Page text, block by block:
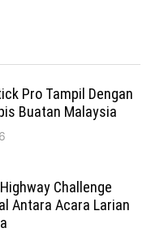
Pro Tampil Dengan
Buatan Malaysia
Challenge
Antara Acara Larian